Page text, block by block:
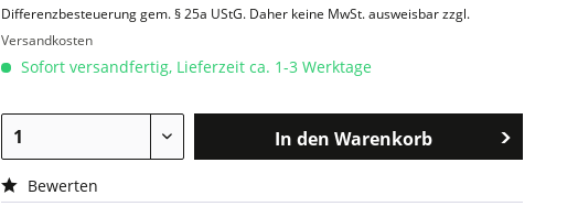
Differenzbesteuerung gem. § 25a UStG. Daher keine MwSt. ausweisbar zzgl.
Versandkosten
Sofort versandfertig, Lieferzeit ca. 1-3 Werktage
In den Warenkorb
Bewerten